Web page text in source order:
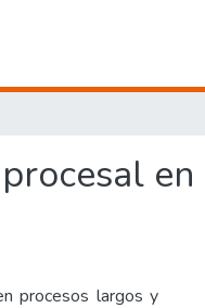
procesos largos y